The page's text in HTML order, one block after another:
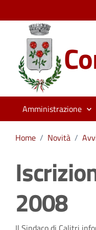
Amministrazione
Home / Novità /
2008